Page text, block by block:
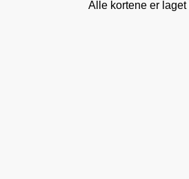
Alle kortene er